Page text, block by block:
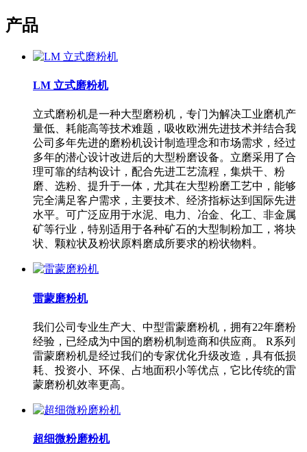
产品
LM 立式磨粉机
立式磨粉机是一种大型磨粉机，专门为解决工业磨机产
量低、耗能高等技术难题，吸收欧洲先进技术并结合我
公司多年先进的磨粉机设计制造理念和市场需求，经过
多年的潜心设计改进后的大型粉磨设备。立磨采用了合
理可靠的结构设计，配合先进工艺流程，集烘干、粉
磨、选粉、提升于一体，尤其在大型粉磨工艺中，能够
完全满足客户需求，主要技术、经济指标达到国际先进
水平。可广泛应用于水泥、电力、冶金、化工、非金属
矿等行业，特别适用于各种矿石的大型制粉加工，将块
状、颗粒状及粉状原料磨成所要求的粉状物料。
雷蒙磨粉机
我们公司专业生产大、中型雷蒙磨粉机，拥有22年磨粉
经验，已经成为中国的磨粉机制造商和供应商。 R系列
雷蒙磨粉机是经过我们的专家优化升级改造，具有低损
耗、投资小、环保、占地面积小等优点，它比传统的雷
蒙磨粉机效率更高。
超细微粉磨粉机